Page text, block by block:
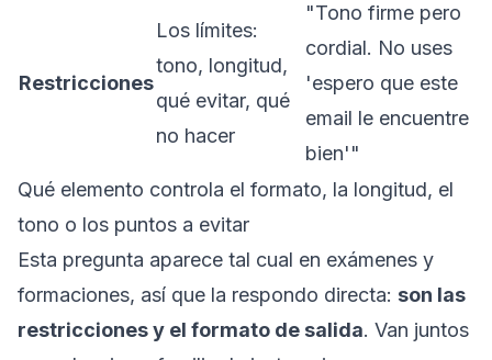
Restricciones
Los límites:
tono, longitud,
qué evitar, qué
no hacer
"Tono firme pero
cordial. No uses
'espero que este
email le encuentre
bien'"
Qué elemento controla el formato, la longitud, el
tono o los puntos a evitar
Esta pregunta aparece tal cual en exámenes y
formaciones, así que la respondo directa: son las
restricciones y el formato de salida. Van juntos